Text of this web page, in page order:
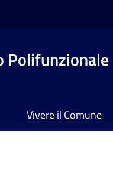
Polifunzionale
Vivere il Comune